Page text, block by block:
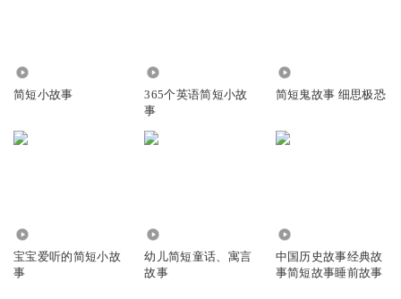
简短小故事
365个英语简短小故
事
简短鬼故事 细思极恐
宝宝爱听的简短小故
事
幼儿简短童话、寓言
故事
中国历史故事经典故
事简短故事睡前故事